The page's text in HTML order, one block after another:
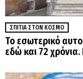
ΣΠΊΤΙΑ ΣΤΟΝ ΚΌΣΜΟ
Το εσωτερικό
εδώ και 72